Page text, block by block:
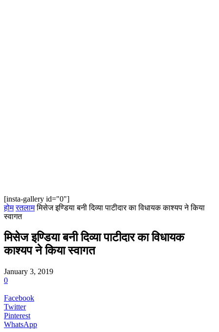
[insta-gallery id="0"]
होम रतलाम मिसेज इण्डिया बनी दिव्या पाटीदार का विधायक काश्यप ने किया
स्वागत
मिसेज इण्डिया बनी दिव्या पाटीदार का विधायक
काश्यप ने किया स्वागत
January 3, 2019
0
Facebook
Twitter
Pinterest
WhatsApp